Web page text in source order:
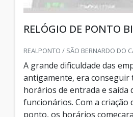
RELÓGIO DE PONTO
REALPONTO / SÃO BERNARDO DO
A grande dificuldade das
antigamente, era conseguir
horários de entrada e saída
funcionários. Com a criação
ponto, os horários